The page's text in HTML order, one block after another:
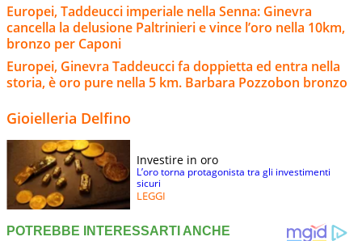
Europei, Taddeucci imperiale nella Senna: Ginevra
cancella la delusione Paltrinieri e vince l’oro nella 10km,
bronzo per Caponi
Europei, Ginevra Taddeucci fa doppietta ed entra nella
storia, è oro pure nella 5 km. Barbara Pozzobon bronzo
Gioielleria Delfino
Investire in oro
L’oro torna protagonista tra gli investimenti
sicuri
LEGGI